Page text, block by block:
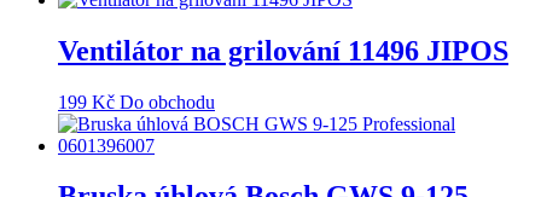
Ventilátor na grilování 11496 JIPOS
199 Kč Do obchodu